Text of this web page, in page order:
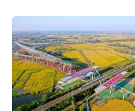
山东
广东